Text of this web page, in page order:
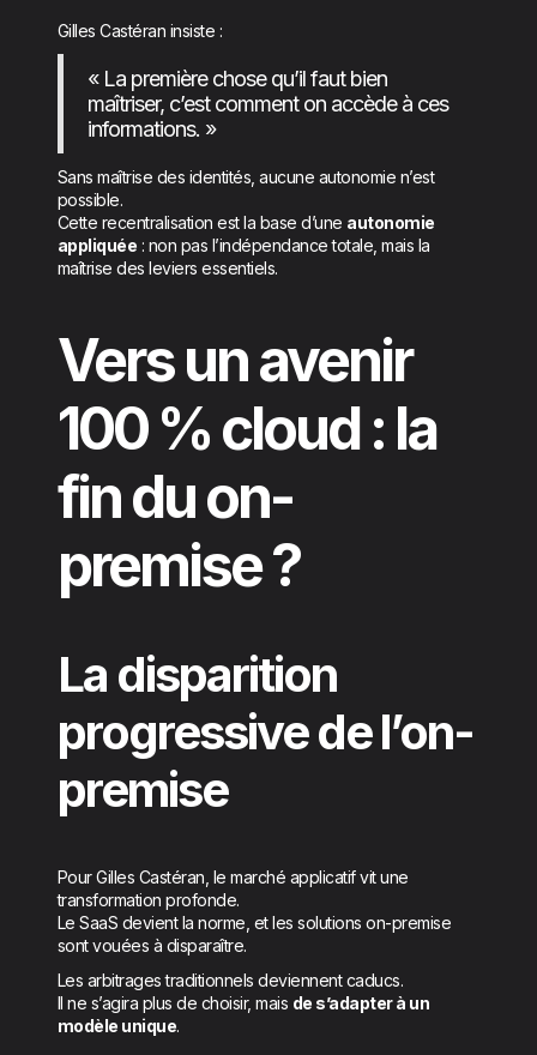
Gilles Castéran insiste :
« La première chose qu’il faut bien
maîtriser, c’est comment on accède à ces
informations. »
Sans maîtrise des identités, aucune autonomie n’est
possible.
Cette recentralisation est la base d’une autonomie
appliquée : non pas l’indépendance totale, mais la
maîtrise des leviers essentiels.
Vers un avenir
100 % cloud : la
fin du on-
premise ?
La disparition
progressive de l’on-
premise
Pour Gilles Castéran, le marché applicatif vit une
transformation profonde.
Le SaaS devient la norme, et les solutions on-premise
sont vouées à disparaître.
Les arbitrages traditionnels deviennent caducs.
Il ne s’agira plus de choisir, mais de s’adapter à un
modèle unique.